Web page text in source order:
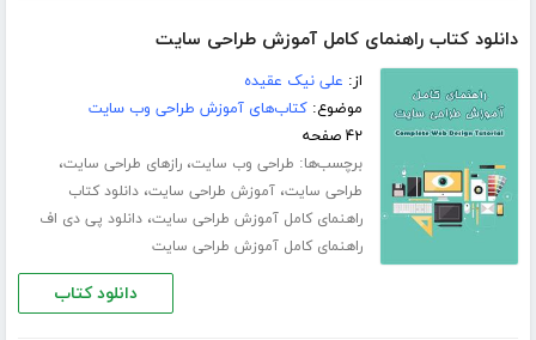
دانلود کتاب راهنمای کامل آموزش طراحی سایت
از: علی نیک عقیده
موضوع:کتاب‌های آموزش طراحی وب سایت
۴۲ صفحه
برچسب‌ها: طراحی وب سایت،رازهای طراحی سایت،
طراحی سایت،آموزش طراحی سایت،دانلود کتاب
راهنمای کامل آموزش طراحی سایت،دانلود پی دی اف
راهنمای کامل آموزش طراحی سایت
دانلود کتاب